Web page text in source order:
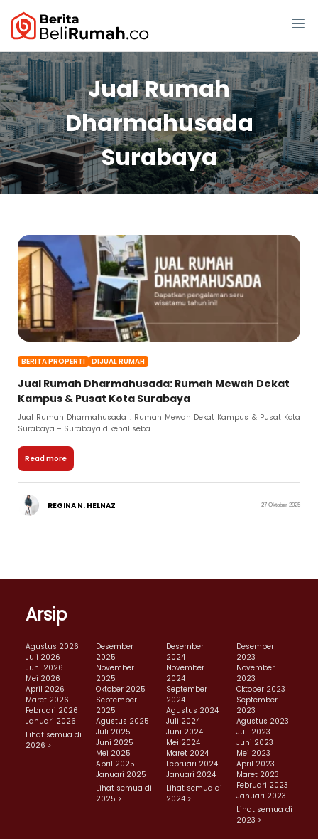
Jual Rumah
Dharmahusada
Surabaya
BERITA PROPERTI DIJUAL RUMAH
Jual Rumah Dharmahusada: Rumah Mewah Dekat
Kampus & Pusat Kota Surabaya
Jual Rumah Dharmahusada : Rumah Mewah Dekat Kampus & Pusat Kota
Surabaya – Surabaya dikenal seba...
Read more
REGINA N. HELNAZ 27 Oktober 2025
Arsip
Agustus 2026
Juli 2026
Juni 2026
Mei 2026
April 2026
Maret 2026
Februari 2026
Januari 2026
Lihat semua di
2026 >
Desember
2025
November
2025
Oktober 2025
September
2025
Agustus 2025
Juli 2025
Juni 2025
Mei 2025
April 2025
Januari 2025
Lihat semua di
2025 >
Desember
2024
November
2024
September
2024
Agustus 2024
Juli 2024
Juni 2024
Mei 2024
Maret 2024
Februari 2024
Januari 2024
Lihat semua di
2024 >
Desember
2023
November
2023
Oktober 2023
September
2023
Agustus 2023
Juli 2023
Juni 2023
Mei 2023
April 2023
Maret 2023
Februari 2023
Januari 2023
Lihat semua di
2023 >